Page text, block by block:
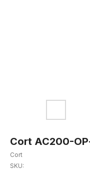
Cort AC200-
Cort
SKU: